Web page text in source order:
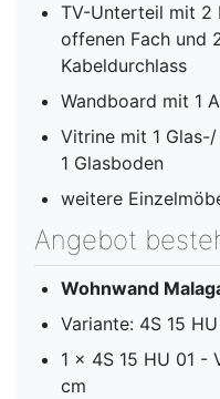
TV-Unterteil mit 2
offenen Fach und
Kabeldurchlass
Wandboard mit 1
Vitrine mit 1
1 Glasboden
weitere
Angebot
Wohnwand
Variante: 4S 15
1 x 4S 15 HU 01 -
cm